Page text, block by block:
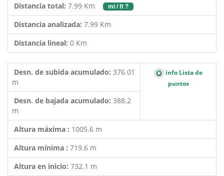
Distancia total: 7.99 Km mi / ft ?
Distancia analizada: 7.99 Km
Distancia lineal: 0 Km
Desn. de subida acumulado: 376.01
m
info Lista de
puntos
Desn. de bajada acumulado: 388.2
m
Altura máxima : 1005.6 m
Altura mínima : 719.6 m
Altura en inicio: 732.1 m